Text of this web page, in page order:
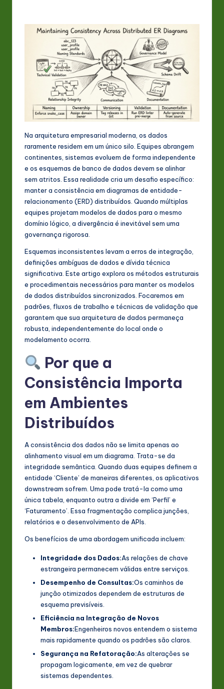
L
in
A
&
S
ft
w
In
o
Na arquitetura empresarial moderna, os dados
raramente residem em um único silo. Equipes abrangem
continentes, sistemas evoluem de forma independente
e os esquemas de banco de dados devem se alinhar
sem atritos. Essa realidade cria um desafio específico:
manter a consistência em diagramas de entidade-
relacionamento (ERD) distribuídos. Quando múltiplas
equipes projetam modelos de dados para o mesmo
domínio lógico, a divergência é inevitável sem uma
governança rigorosa.
Esquemas inconsistentes levam a erros de integração,
definições ambíguas de dados e dívida técnica
significativa. Este artigo explora os métodos estruturais
e procedimentais necessários para manter os modelos
de dados distribuídos sincronizados. Focaremos em
padrões, fluxos de trabalho e técnicas de validação que
garantem que sua arquitetura de dados permaneça
robusta, independentemente do local onde o
modelamento ocorra.
Por que a
Consistência Importa
em Ambientes
Distribuídos
A consistência dos dados não se limita apenas ao
alinhamento visual em um diagrama. Trata-se da
integridade semântica. Quando duas equipes definem a
entidade ‘Cliente’ de maneiras diferentes, os aplicativos
downstream sofrem. Uma pode tratá-la como uma
única tabela, enquanto outra a divide em ‘Perfil’ e
‘Faturamento’. Essa fragmentação complica junções,
relatórios e o desenvolvimento de APIs.
Os benefícios de uma abordagem unificada incluem:
Integridade dos Dados:As relações de chave
estrangeira permanecem válidas entre serviços.
Desempenho de Consultas:Os caminhos de
junção otimizados dependem de estruturas de
esquema previsíveis.
Eficiência na Integração de Novos
Membros:Engenheiros novos entendem o sistema
mais rapidamente quando os padrões são claros.
Segurança na Refatoração:As alterações se
propagam logicamente, em vez de quebrar
sistemas dependentes.